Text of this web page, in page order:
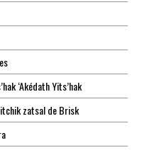
‘Akédath Yits’hak
zatsal de Brisk